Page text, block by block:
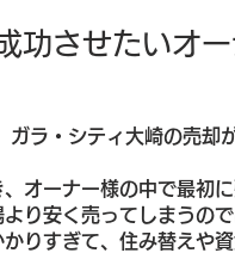
功させたいオ
ラ・シティ大崎の売却
オーナー様の中で最初
り安く売ってしまうの
りすぎて、住み替えや